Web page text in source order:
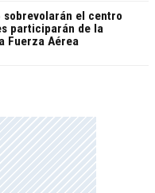
sobrevolarán el centro
participarán de la
Fuerza Aérea